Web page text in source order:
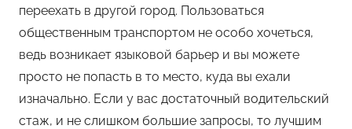
переехать в другой город. Пользоваться
общественным транспортом не особо хочеться,
ведь возникает языковой барьер и вы можете
просто не попасть в то место, куда вы ехали
изначально. Если у вас достаточный водительский
стаж, и не слишком большие запросы, то лучшим